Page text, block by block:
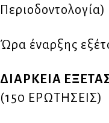
Περιοδοντολογία)
Ώρα έναρξης
ΔΙΑΡΚΕΙΑ
(150 ΕΡΩΤΗΣΕΙΣ)